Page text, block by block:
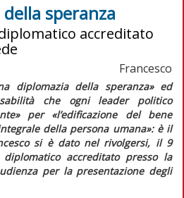
speranza
accreditato
Francesco
diplomazia della speranza»ed
che ogni leader politico
per «l’edificazione del bene
della persona umana»: è il
si è dato nel rivolgersi, il 9
accreditato presso la
per la presentazione degli